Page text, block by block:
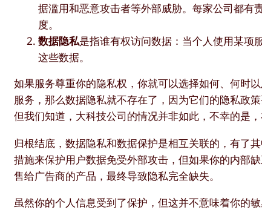
据滥用和恶意攻击者等外部威胁。每家公司都有
度。
数据隐私是指谁有权访问数据：当个人使用某项
这些数据。
如果服务尊重你的隐私权，你就可以选择如何、何时
服务，那么数据隐私就不存在了，因为它们的隐私政
但我们知道，大科技公司的情况并非如此，不幸的是
归根结底，数据隐私和数据保护是相互关联的，有了
措施来保护用户数据免受外部攻击，但如果你的内部
售给广告商的产品，最终导致隐私完全缺失。
虽然你的个人信息受到了保护，但这并不意味着你的